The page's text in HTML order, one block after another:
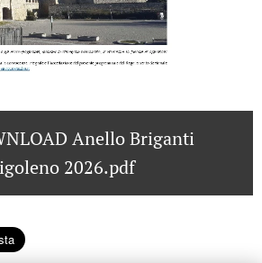
Anello Briganti
2026.pdf